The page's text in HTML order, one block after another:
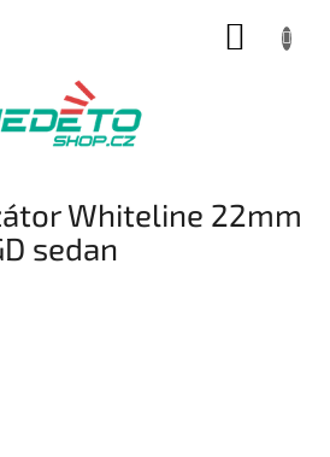
Whiteline 22mm
sedan